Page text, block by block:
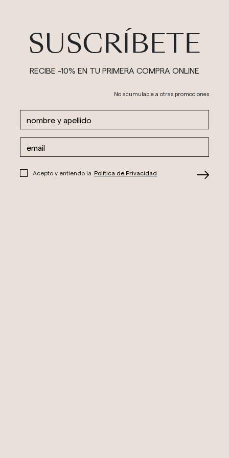
SUSCRÍBETE
RECIBE -10% EN TU PRIMERA COMPRA ONLINE
No acumulable a otras promociones
Acepto y entiendo la Política de Privacidad